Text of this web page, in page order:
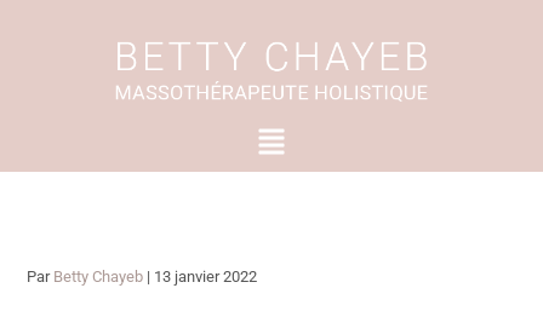
Menu
Par Betty Chayeb | 13 janvier 2022